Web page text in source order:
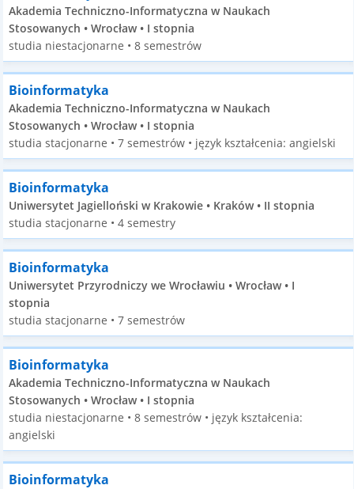
Akademia Techniczno-Informatyczna w Naukach
Stosowanych • Wrocław • I stopnia
studia niestacjonarne • 8 semestrów
Bioinformatyka
Akademia Techniczno-Informatyczna w Naukach
Stosowanych • Wrocław • I stopnia
studia stacjonarne • 7 semestrów • język kształcenia: angielski
Bioinformatyka
Uniwersytet Jagielloński w Krakowie • Kraków • II stopnia
studia stacjonarne • 4 semestry
Bioinformatyka
Uniwersytet Przyrodniczy we Wrocławiu • Wrocław • I
stopnia
studia stacjonarne • 7 semestrów
Bioinformatyka
Akademia Techniczno-Informatyczna w Naukach
Stosowanych • Wrocław • I stopnia
studia niestacjonarne • 8 semestrów • język kształcenia:
angielski
Bioinformatyka